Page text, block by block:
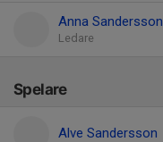
Anna Sandersson
Ledare
Spelare
Alve Sandersson